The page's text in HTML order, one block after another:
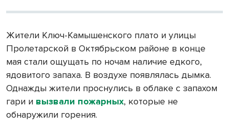
Жители Ключ-Камышенского плато и улицы
Пролетарской в Октябрьском районе в конце
мая стали ощущать по ночам наличие едкого,
ядовитого запаха. В воздухе появлялась дымка.
Однажды жители проснулись в облаке с запахом
гари и вызвали пожарных, которые не
обнаружили горения.